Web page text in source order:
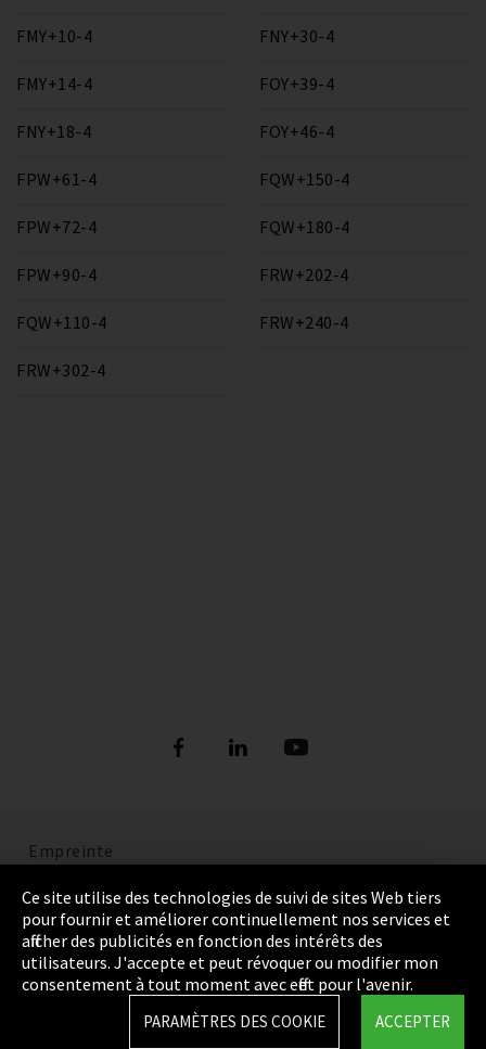
FMY+10-4
FMY+14-4
FNY+18-4
FNY+30-4
FOY+39-4
FOY+46-4
FPW+61-4
FPW+72-4
FPW+90-4
FQW+110-4
FQW+150-4
FQW+180-4
FRW+202-4
FRW+240-4
FRW+302-4
Empreinte
Politique de confidentialité
Cookie Settings
Termes et Conditions
Ce site utilise des technologies de suivi de sites Web tiers
pour fournir et améliorer continuellement nos services et
afficher des publicités en fonction des intérêts des
utilisateurs. J'accepte et peut révoquer ou modifier mon
consentement à tout moment avec effet pour l'avenir.
ACCEPTER
PARAMÈTRES DES COOKIE